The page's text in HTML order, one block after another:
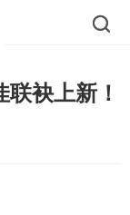
袂上新！